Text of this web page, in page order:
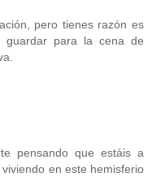
pero tienes razón es
para la cena de
pensando que estáis a
en este hemisferio